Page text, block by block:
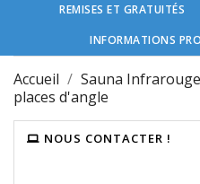
Cosmétiques
de
gamme
et
du
REMISES ET GRATUITÉS
INFORMATIONS
Accueil Sauna
places d'angle
NOUS CONTACTER !